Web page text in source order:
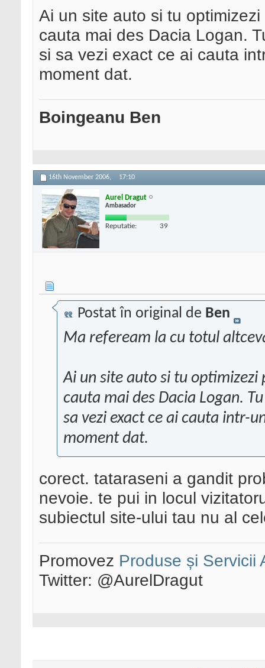
Ai un site auto si tu
cauta mai des Dacia Logan.
si sa vezi exact ce ai cauta
moment dat.
Boingeanu Ben
16th November 2006, 17:10
Aurel Dragut
Ambasador
Reputatie: 39
Postat în original de Ben
Ma refeream la cu totul
Ai un site auto si tu optimizezi
cauta mai des Dacia Logan.
sa vezi exact ce ai cauta intr-
moment dat.
corect. tataraseni a gandit
nevoie. te pui in locul
subiectul site-ului tau nu al
Promovez Produse și Servicii
Twitter: @AurelDragut